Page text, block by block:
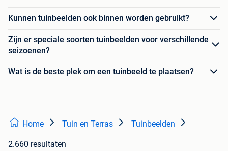
Kunnen tuinbeelden ook binnen worden gebruikt?
Zijn er speciale soorten tuinbeelden voor verschillende
seizoenen?
Wat is de beste plek om een tuinbeeld te plaatsen?
Home Tuin en Terras Tuinbeelden
2.660 resultaten